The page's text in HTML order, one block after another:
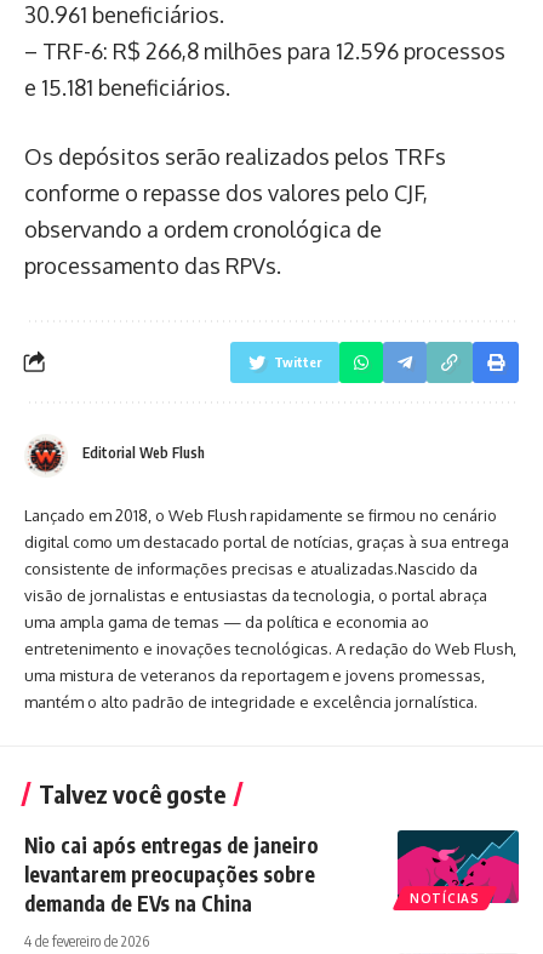
30.961 beneficiários.
– TRF-6: R$ 266,8 milhões para 12.596 processos
e 15.181 beneficiários.
Os depósitos serão realizados pelos TRFs
conforme o repasse dos valores pelo CJF,
observando a ordem cronológica de
processamento das RPVs.
Twitter
Editorial Web Flush
Lançado em 2018, o Web Flush rapidamente se firmou no cenário
digital como um destacado portal de notícias, graças à sua entrega
consistente de informações precisas e atualizadas.Nascido da
visão de jornalistas e entusiastas da tecnologia, o portal abraça
uma ampla gama de temas — da política e economia ao
entretenimento e inovações tecnológicas. A redação do Web Flush,
uma mistura de veteranos da reportagem e jovens promessas,
mantém o alto padrão de integridade e excelência jornalística.
Talvez você goste
NOTÍCIAS
Nio cai após entregas de janeiro
levantarem preocupações sobre
demanda de EVs na China
4 de fevereiro de 2026